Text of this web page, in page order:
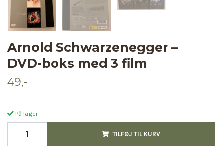
Arnold Schwarzenegger –
DVD-boks med 3 film
49,-
På lager
TILFØJ TIL KURV